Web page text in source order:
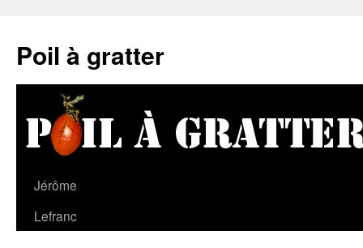
Poil à gratter
Jérôme
Lefranc